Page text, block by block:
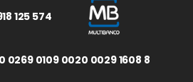
125 574
0269 0109 0020 0029 1608 8